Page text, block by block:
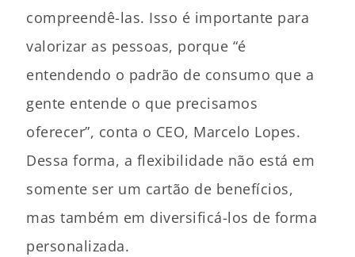
compreendê-las. Isso é importante para
valorizar as pessoas, porque “é
entendendo o padrão de consumo que a
gente entende o que precisamos
oferecer”, conta o CEO, Marcelo Lopes.
Dessa forma, a flexibilidade não está em
somente ser um cartão de benefícios,
mas também em diversificá-los de forma
personalizada.